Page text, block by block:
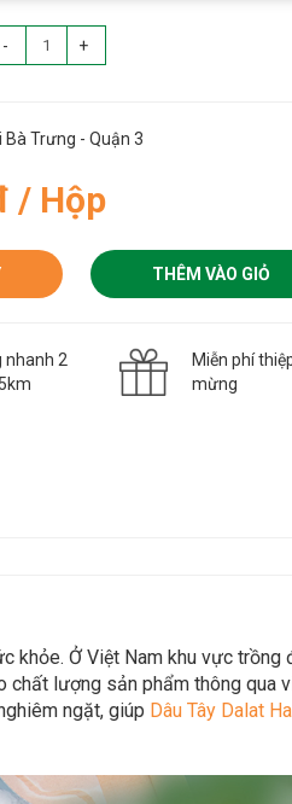
- +
Bà Trưng - Quận 3
/ Hộp
THÊM VÀO GIỎ
nhanh 2
Miễn phí
mừng
Ở Việt Nam khu vực
lượng sản phẩm thông qua
ngặt, giúp Dâu Tây Dalat